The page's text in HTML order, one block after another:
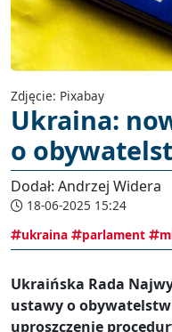
Zdjęcie: Pixabay
Ukraina:
o
Dodał: Andrzej Widera
18-06-2025 15:24
ukraina
parlament
Ukraińska Rada
ustawy o
uproszczenie